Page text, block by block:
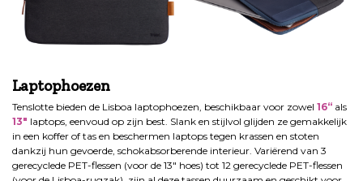
Laptophoezen
Tenslotte bieden de Lisboa laptophoezen, beschikbaar voor zowel 16“ als
13″ laptops, eenvoud op zijn best. Slank en stijlvol glijden ze gemakkelijk
in een koffer of tas en beschermen laptops tegen krassen en stoten
dankzij hun gevoerde, schokabsorberende interieur. Variërend van 3
gerecyclede PET-flessen (voor de 13″ hoes) tot 12 gerecyclede PET-flessen